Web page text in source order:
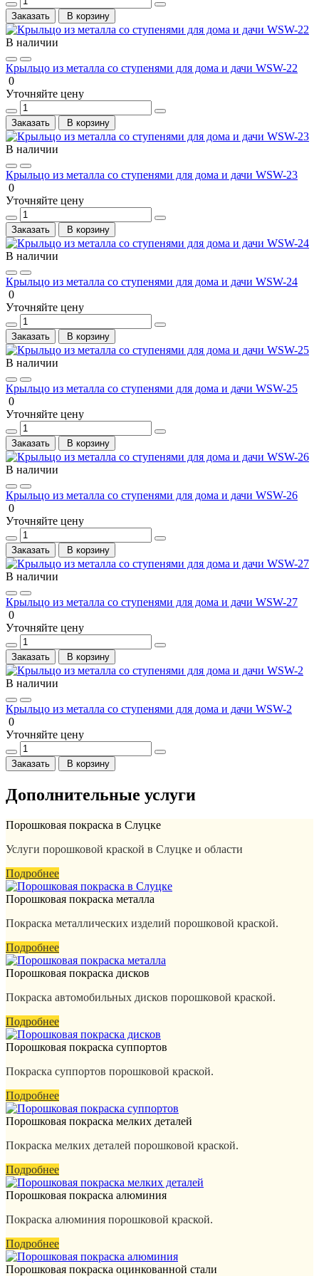
Заказать В корзину
В наличии
Крыльцо из металла со ступенями для дома и дачи WSW-22
0
Уточняйте цену
Заказать В корзину
В наличии
Крыльцо из металла со ступенями для дома и дачи WSW-23
0
Уточняйте цену
Заказать В корзину
В наличии
Крыльцо из металла со ступенями для дома и дачи WSW-24
0
Уточняйте цену
Заказать В корзину
В наличии
Крыльцо из металла со ступенями для дома и дачи WSW-25
0
Уточняйте цену
Заказать В корзину
В наличии
Крыльцо из металла со ступенями для дома и дачи WSW-26
0
Уточняйте цену
Заказать В корзину
В наличии
Крыльцо из металла со ступенями для дома и дачи WSW-27
0
Уточняйте цену
Заказать В корзину
В наличии
Крыльцо из металла со ступенями для дома и дачи WSW-2
0
Уточняйте цену
Заказать В корзину
Дополнительные услуги
Порошковая покраска в Слуцке
Услуги порошковой краской в Слуцке и области
Подробнее
Порошковая покраска металла
Покраска металлических изделий порошковой краской.
Подробнее
Порошковая покраска дисков
Покраска автомобильных дисков порошковой краской.
Подробнее
Порошковая покраска суппортов
Покраска суппортов порошковой краской.
Подробнее
Порошковая покраска мелких деталей
Покраска мелких деталей порошковой краской.
Подробнее
Порошковая покраска алюминия
Покраска алюминия порошковой краской.
Подробнее
Порошковая покраска оцинкованной стали